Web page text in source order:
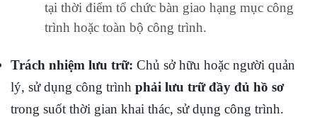
tại thời điểm tổ chức bàn giao hạng mục công
trình hoặc toàn bộ công trình.
Trách nhiệm lưu trữ: Chủ sở hữu hoặc người quản
lý, sử dụng công trình phải lưu trữ đầy đủ hồ sơ
trong suốt thời gian khai thác, sử dụng công trình.